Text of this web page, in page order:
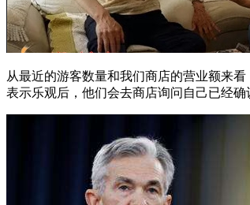
从最近的游客数量和我们商店的营业额来
表示乐观后，他们会去商店询问自己已经确